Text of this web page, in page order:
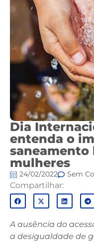
Dia
entenda o
saneamento
mulheres
24/02/2022 Sem
Compartilhar:
A ausência do
a desigualdade de